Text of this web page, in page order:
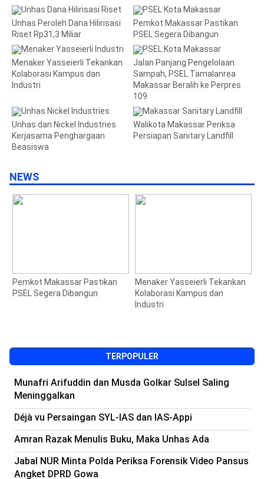
Unhas Peroleh Dana Hilirisasi
Riset Rp31,3 Miliar
Pemkot Makassar Pastikan
PSEL Segera Dibangun
Menaker Yasseierli Tekankan
Kolaborasi Kampus dan
Industri
Jalan Panjang Pengelolaan
Sampah, PSEL Tamalanrea
Makassar Beralih ke Perpres
109
Unhas dan Nickel Industries
Kerjasama Penghargaan
Beasiswa
Walikota Makassar Periksa
Persiapan Sanitary Landfill
NEWS
Pemkot Makassar Pastikan
PSEL Segera Dibangun
Menaker Yasseierli Tekankan
Kolaborasi Kampus dan
Industri
TERPOPULER
Munafri Arifuddin dan Musda Golkar Sulsel Saling
Meninggalkan
Déjà vu Persaingan SYL-IAS dan IAS-Appi
Amran Razak Menulis Buku, Maka Unhas Ada
Jabal NUR Minta Polda Periksa Forensik Video Pansus
Angket DPRD Gowa